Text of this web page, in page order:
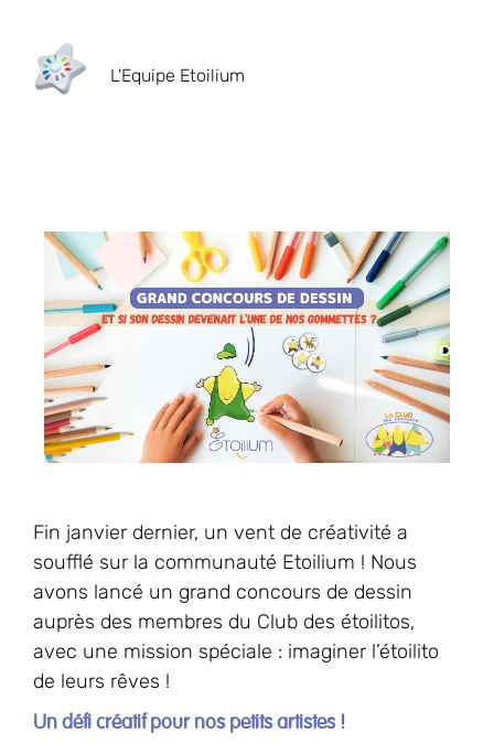
L'Equipe Etoilium
Fin janvier dernier, un vent de créativité a
soufflé sur la communauté Etoilium ! Nous
avons lancé un grand concours de dessin
auprès des membres du Club des étoilitos,
avec une mission spéciale : imaginer l’étoilito
de leurs rêves !
Un défi créatif pour nos petits artistes !